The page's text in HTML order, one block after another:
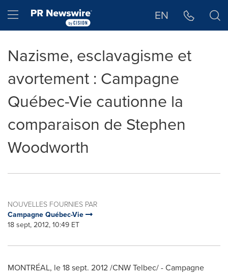
Hamburger menu EN
Nazisme, esclavagisme et
avortement : Campagne
Québec-Vie cautionne la
comparaison de Stephen
Woodworth
NOUVELLES FOURNIES PAR
Campagne Québec-Vie
18 sept, 2012, 10:49 ET
MONTRÉAL, le18 sept. 2012/CNW Telbec/ - Campagne